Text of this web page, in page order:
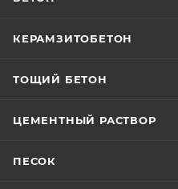
КЕРАМЗИТОБЕТОН
ТОЩИЙ БЕТОН
ЦЕМЕНТНЫЙ РАСТВОР
ПЕСОК